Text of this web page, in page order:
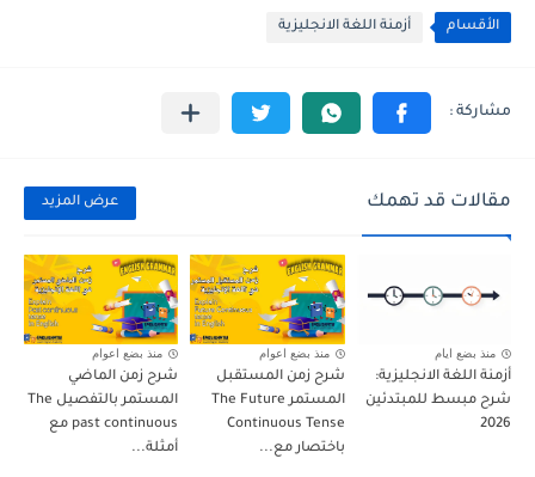
الأقسام أزمنة اللغة الانجليزية
مقالات قد تهمك عرض المزيد
منذ بضع ايام
أزمنة اللغة الانجليزية:
شرح مبسط للمبتدئين
2026
منذ بضع اعوام
شرح زمن المستقبل
المستمر The Future
Continuous Tense
باختصار مع...
منذ بضع اعوام
شرح زمن الماضي
المستمر بالتفصيل The
past continuous مع
أمثلة...